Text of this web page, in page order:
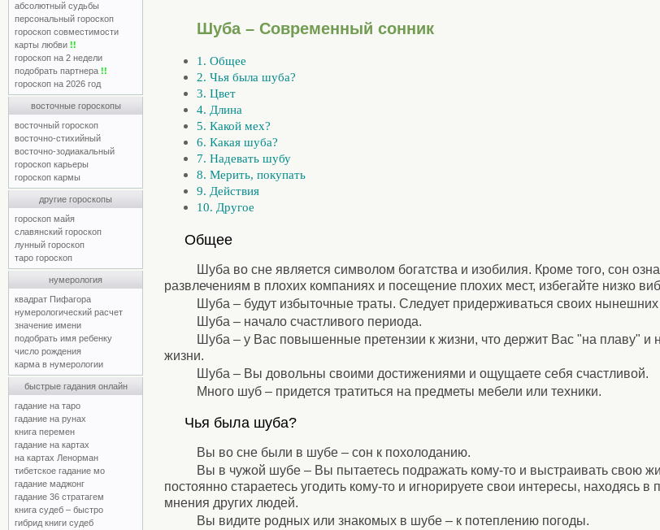
абсолютный судьбы
персональный гороскоп
гороскоп совместимости
карты любви !!
гороскоп на 2 недели
подобрать партнера !!
гороскоп на 2026 год
восточные гороскопы
восточный гороскоп
восточно-стихийный
восточно-зодиакальный
гороскоп карьеры
гороскоп кармы
другие гороскопы
гороскоп майя
славянский гороскоп
лунный гороскоп
таро гороскоп
нумерология
квадрат Пифагора
нумерологический расчет
значение имени
подобрать имя ребенку
число рождения
карма в нумерологии
быстрые гадания онлайн
гадание на таро
гадание на рунах
книга перемен
гадание на картах
на картах Ленорман
тибетское гадание мо
гадание маджонг
гадание 36 стратагем
книга судеб – быстро
гибрид книги судеб
Шуба – Современный сонник
1. Общее
2. Чья была шуба?
3. Цвет
4. Длина
5. Какой мех?
6. Какая шуба?
7. Надевать шубу
8. Мерить, покупать
9. Действия
10. Другое
Общее
Шуба во сне является символом богатства и изобилия. Кроме того, сон
развлечениям в плохих компаниях и посещение плохих мест, избегайте низко
Шуба – будут избыточные траты. Следует придерживаться своих
Шуба – начало счастливого периода.
Шуба – у Вас повышенные претензии к жизни, что держит Вас "на плаву" и
жизни.
Шуба – Вы довольны своими достижениями и ощущаете себя счастливой.
Много шуб – придется тратиться на предметы мебели или техники.
Чья была шуба?
Вы во сне были в шубе – сон к похолоданию.
Вы в чужой шубе – Вы пытаетесь подражать кому-то и выстраивать свою
постоянно стараетесь угодить кому-то и игнорируете свои интересы, находясь в
мнения других людей.
Вы видите родных или знакомых в шубе – к потеплению погоды.